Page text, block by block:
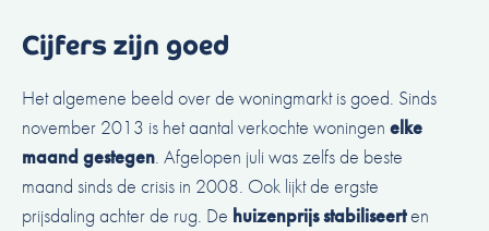
Cijfers zijn goed
Het algemene beeld over de woningmarkt is goed. Sinds
november 2013 is het aantal verkochte woningen elke
maand gestegen. Afgelopen juli was zelfs de beste
maand sinds de crisis in 2008. Ook lijkt de ergste
prijsdaling achter de rug. De huizenprijs stabiliseerten